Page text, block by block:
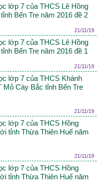
lớp 7 của THCS Lê Hồng
Bến Tre năm 2016 đề 2
21/11/19
lớp 7 của THCS Lê Hồng
Bến Tre năm 2016 đề 1
21/11/19
lớp 7 của THCS Khánh
Cày Bắc tỉnh Bến Tre
21/11/19
lớp 7 của THCS Hồng
tỉnh Thừa Thiên Huế năm
21/11/19
lớp 7 của THCS Hồng
tỉnh Thừa Thiên Huế năm